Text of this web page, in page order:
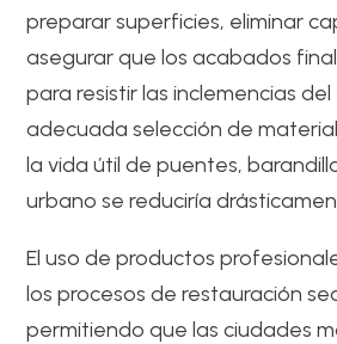
preparar superficies, eliminar
asegurar que los acabados
para resistir las inclemencias
adecuada selección de
la vida útil de puentes,
urbano se reduciría
El uso de productos
los procesos de restauración
permitiendo que las ciudades